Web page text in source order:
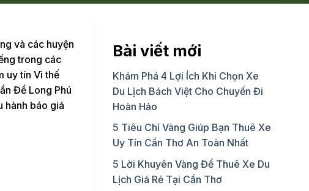
và các huyện
trong các
uy tín Vì thế
Đề Long Phú
hành báo giá
Bài viết mới
Khám Phá 4 Lợi Ích Khi Chọn Xe
Du Lịch Bách Việt Cho Chuyến Đi
Hoàn Hảo
5 Tiêu Chí Vàng Giúp Bạn Thuê Xe
Uy Tín Cần Thơ An Toàn Nhất
5 Lời Khuyên Vàng Để Thuê Xe Du
Lịch Giá Rẻ Tại Cần Thơ